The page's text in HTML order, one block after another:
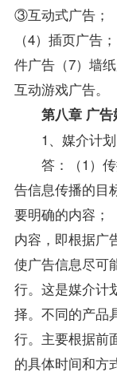
③互动式广告；
（4）插页广告
件广告（7）墙
互动游戏广告。
第八章 广告
1、媒介计划
答：（1）传
告信息传播的目
要明确的内容；
内容，即根据广
使广告信息尽可
行。这是媒介计
择。不同的产品
行。主要根据前
的具体时间和方